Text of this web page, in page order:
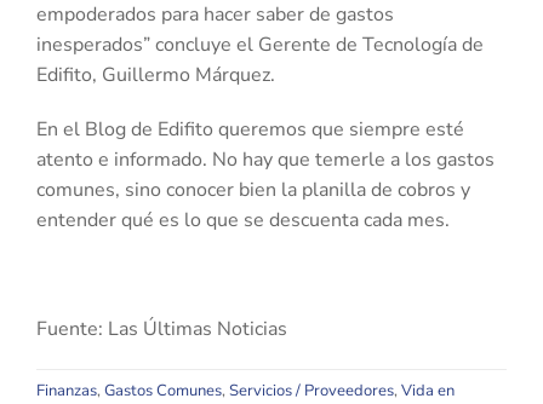
empoderados para hacer saber de gastos
inesperados” concluye el Gerente de Tecnología de
Edifito, Guillermo Márquez.
En el Blog de Edifito queremos que siempre esté
atento e informado. No hay que temerle a los gastos
comunes, sino conocer bien la planilla de cobros y
entender qué es lo que se descuenta cada mes.
Fuente: Las Últimas Noticias
Finanzas, Gastos Comunes, Servicios / Proveedores, Vida en